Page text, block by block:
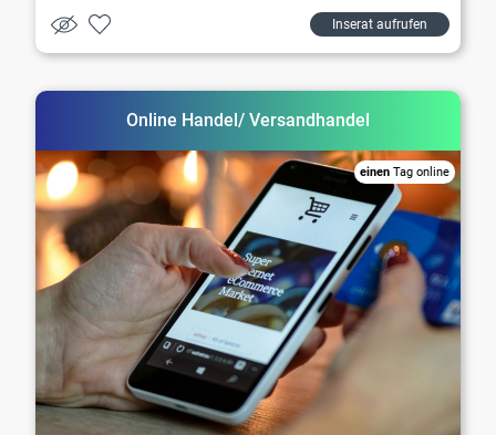
Inserat aufrufen
Online Handel/ Versandhandel
einen Tag online